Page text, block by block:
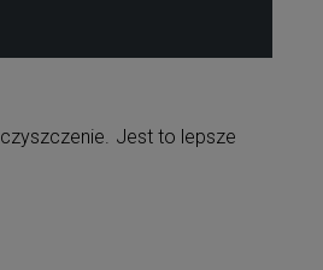
Jest to lepsze